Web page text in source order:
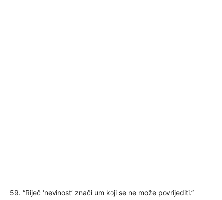
59. “Riječ ‘nevinost’ znači um koji se ne može povrijediti.”